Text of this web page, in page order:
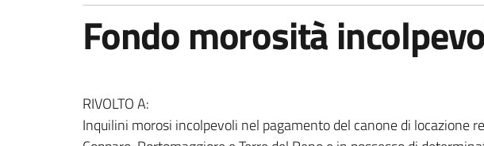
Fondo morosità
RIVOLTO A:
Inquilini morosi incolpevoli nel pagamento del canone di locazione